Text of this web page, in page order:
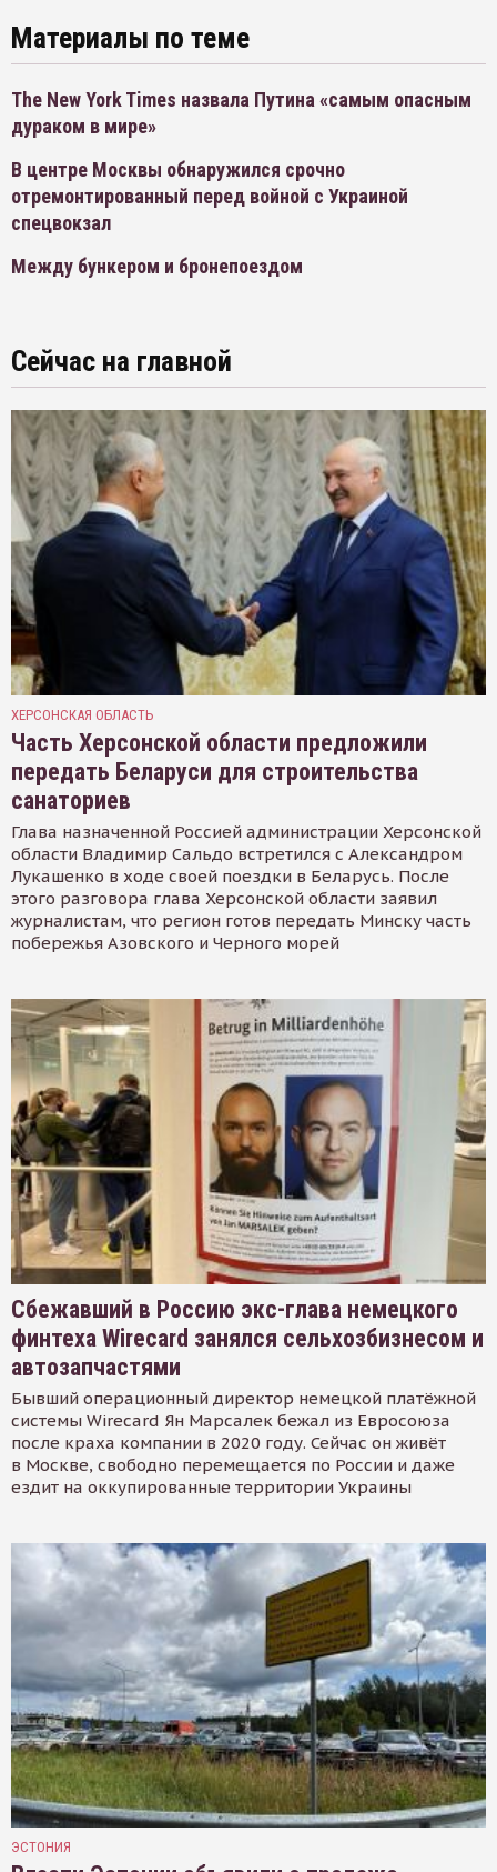
Материалы по теме
The New York Times назвала Путина «самым опасным
дураком в мире»
В центре Москвы обнаружился срочно
отремонтированный перед войной с Украиной
спецвокзал
Между бункером и бронепоездом
Сейчас на главной
ХЕРСОНСКАЯ ОБЛАСТЬ
Часть Херсонской области предложили
передать Беларуси для строительства
санаториев
Глава назначенной Россией администрации Херсонской
области Владимир Сальдо встретился с Александром
Лукашенко в ходе своей поездки в Беларусь. После
этого разговора глава Херсонской области заявил
журналистам, что регион готов передать Минску часть
побережья Азовского и Черного морей
Сбежавший в Россию экс-глава немецкого
финтеха Wirecard занялся сельхозбизнесом и
автозапчастями
Бывший операционный директор немецкой платёжной
системы Wirecard Ян Марсалек бежал из Евросоюза
после краха компании в 2020 году. Сейчас он живёт
в Москве, свободно перемещается по России и даже
ездит на оккупированные территории Украины
ЭСТОНИЯ